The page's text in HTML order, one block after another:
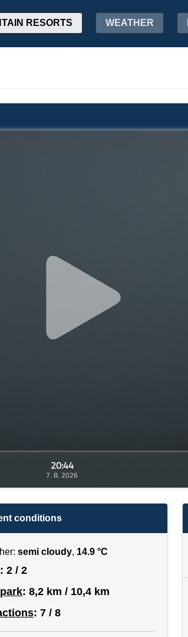
RESORTS WEATHER
20:44
7. 8. 2026
conditions
semi cloudy, 14.9 °C
: 2 / 2
: 8,2 km / 10,4 km
: 7 / 8